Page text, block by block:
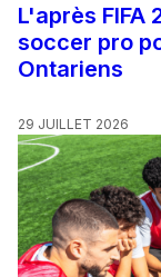
L'après FIFA
soccer pro
Ontariens
29 JUILLET 2026